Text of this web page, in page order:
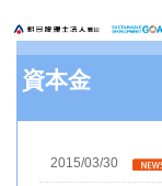
資本金
2015/03/30